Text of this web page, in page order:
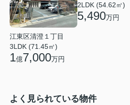
江東区清澄１丁目
3LDK (71.45㎡)
1億7,000万円
2LDK (54.62㎡)
5,490万円
よく見られている物件